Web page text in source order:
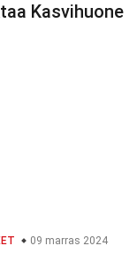
Kasvihuone
09 marras 2024